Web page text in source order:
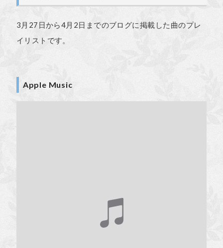
3月27日から4月2日までのブログに掲載した曲のプレ
イリストです。
Apple Music